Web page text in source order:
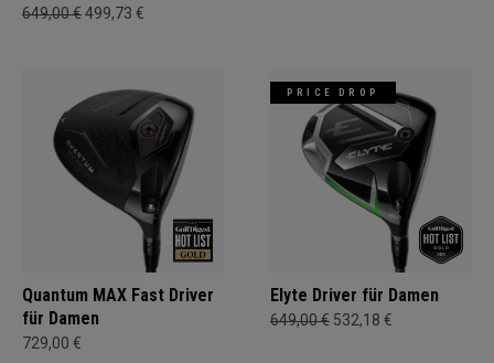
649,00 €499,73 €
Quantum MAX Fast Driver
für Damen
729,00 €
PRICE DROP
Elyte Driver für Damen
649,00 € 532,18 €